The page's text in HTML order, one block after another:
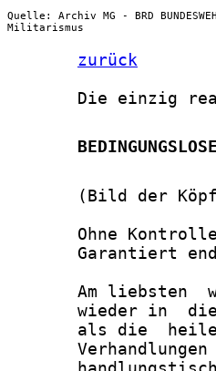
Quelle: Archiv MG - BRD
Militarismus
zurück
Die einzig